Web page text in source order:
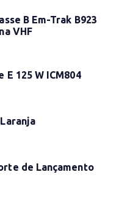
B Em-Trak B923
VHF
E 125 W ICM804
de Lançamento